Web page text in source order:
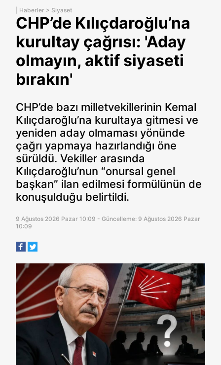
Haberler > Siyaset
CHP’de Kılıçdaroğlu’na
kurultay çağrısı: 'Aday
olmayın, aktif siyaseti
bırakın'
CHP’de bazı milletvekillerinin Kemal
Kılıçdaroğlu’na kurultaya gitmesi ve
yeniden aday olmaması yönünde
çağrı yapmaya hazırlandığı öne
sürüldü. Vekiller arasında
Kılıçdaroğlu’nun “onursal genel
başkan” ilan edilmesi formülünün de
konuşulduğu belirtildi.
9 Ağustos 2026 Pazar 10:09 - Güncelleme: 9 Ağustos 2026 Pazar
10:09